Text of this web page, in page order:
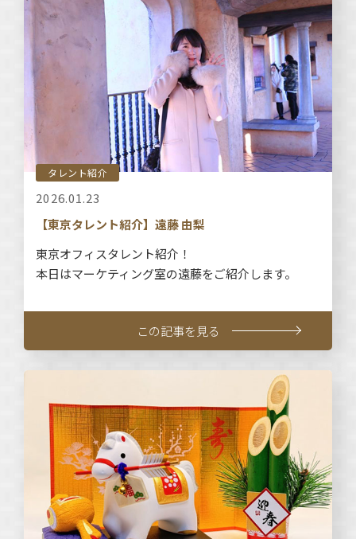
タレント紹介
2026.01.23
【東京タレント紹介】遠藤 由梨
東京オフィスタレント紹介！
本日はマーケティング室の遠藤をご紹介します。
この記事を見る